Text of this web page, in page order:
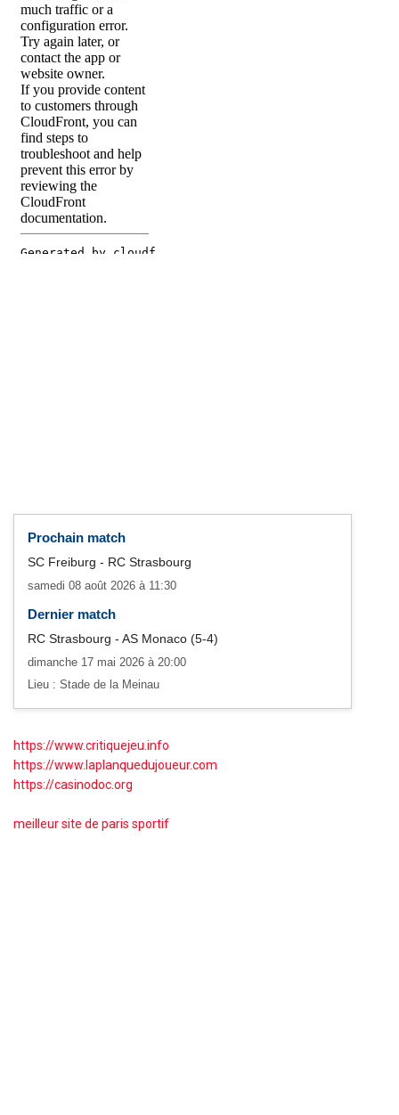
Prochain match
SC Freiburg - RC Strasbourg
samedi 08 août 2026 à 11:30
Dernier match
RC Strasbourg - AS Monaco (5-4)
dimanche 17 mai 2026 à 20:00
Lieu : Stade de la Meinau
https://www.critiquejeu.info
https://www.laplanquedujoueur.com
https://casinodoc.org
meilleur site de paris sportif